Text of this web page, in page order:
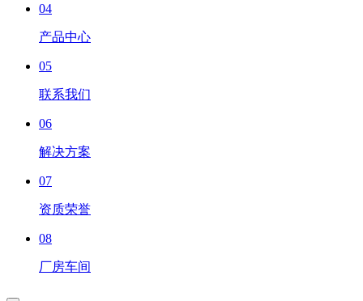
04
产品中心
05
联系我们
06
解决方案
07
资质荣誉
08
厂房车间